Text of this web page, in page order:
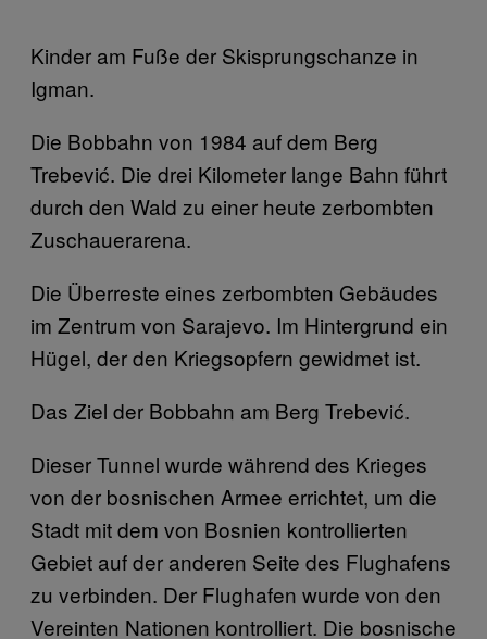
Kinder am Fuße der Skisprungschanze in
Igman.
Die Bobbahn von 1984 auf dem Berg
Trebević. Die drei Kilometer lange Bahn führt
durch den Wald zu einer heute zerbombten
Zuschauerarena.
Die Überreste eines zerbombten Gebäudes
im Zentrum von Sarajevo. Im Hintergrund ein
Hügel, der den Kriegsopfern gewidmet ist.
Das Ziel der Bobbahn am Berg Trebević.
Dieser Tunnel wurde während des Krieges
von der bosnischen Armee errichtet, um die
Stadt mit dem von Bosnien kontrollierten
Gebiet auf der anderen Seite des Flughafens
zu verbinden. Der Flughafen wurde von den
Vereinten Nationen kontrolliert. Die bosnische